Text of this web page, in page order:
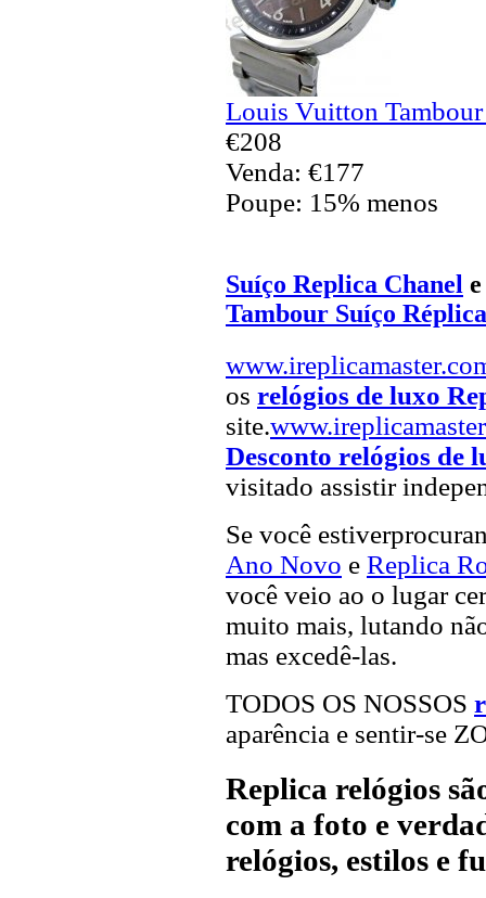
Louis Vuitton
€208
Venda: €177
Poupe: 15% menos
Suíço Replica Chanel
Tambour Suíço
os relógios de luxo
site.
Desconto relógios de
visitado assistir
Se você
Ano Novo e Replica
você veio ao o lugar
muito mais, lutando
mas excedê-las.
TODOS OS NOSSOS
aparência e sentir-se
Replica relógios
com a foto e
relógios, estilos e